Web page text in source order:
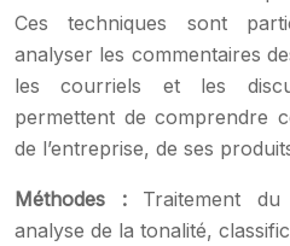
Ces techniques sont
analyser les commentaires
les courriels et les
permettent de comprendre
de l’entreprise, de ses
Méthodes : Traitement
analyse de la tonalité,